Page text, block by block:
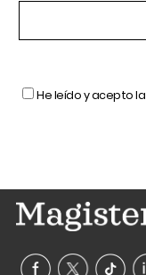
He leído y acepto la